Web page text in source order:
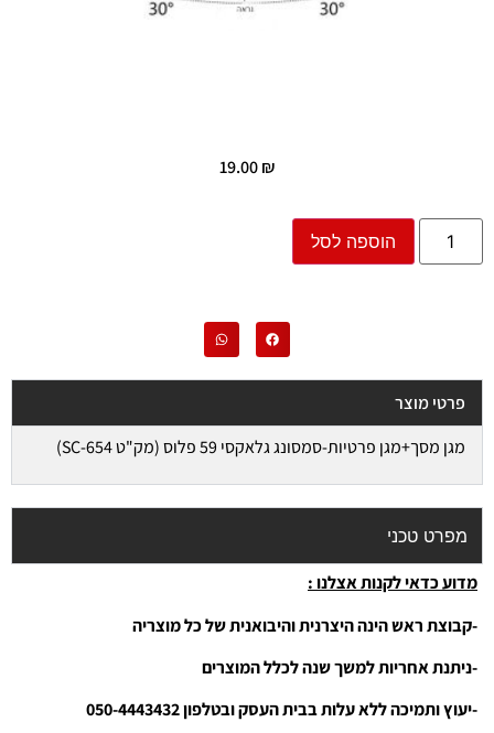
19.00₪
הוספה לסל
פרטי מוצר
מגן מסך+מגן פרטיות-סמסונג גלאקסי 59 פלוס (מק"ט SC-654)
מפרט טכני
מדוע כדאי לקנות אצלנו :
-קבוצת ראש הינה היצרנית והיבואנית של כל מוצריה
-ניתנת אחריות למשך שנה לכלל המוצרים
-יעוץ ותמיכה ללא עלות בבית העסק ובטלפון 050-4443432